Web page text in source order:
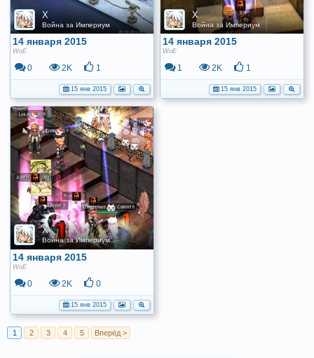
X
Война за Империум
14 января 2015
WoE
0 2K 1
15 янв 2015
X
Война за Империум
14 января 2015
WoE
1 2K 1
15 янв 2015
X
Война за Империум
14 января 2015
WoE
0 2K 0
15 янв 2015
1 2 3 4 5 Вперёд >